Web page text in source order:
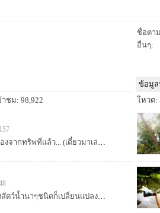
ชื่อตา
อื่นๆ:
าชม: 98,922
......”ตกกุ้งบ้านโพธิ์นั้นโก้จริงๆ”....... สืบเนื่องจากทริพที่แล้ว... (เดี๋ยวมาเล่าให้ฟังครับ)...
ฤดูกาลผ่านเปลี่ยนหมุนไป พฤติกรรมของสัตว์น้ำนาๆชนิดก็เปลี่ยนแปลงไปตามกาลเวลา ไม่ว่าปลา ปู หรือแม้กระทั่งกุ้ง ที่มีพฤติกรรมการหาอาหารที่เปลี่ยนไป ...
ข้อมูล
โหวต: